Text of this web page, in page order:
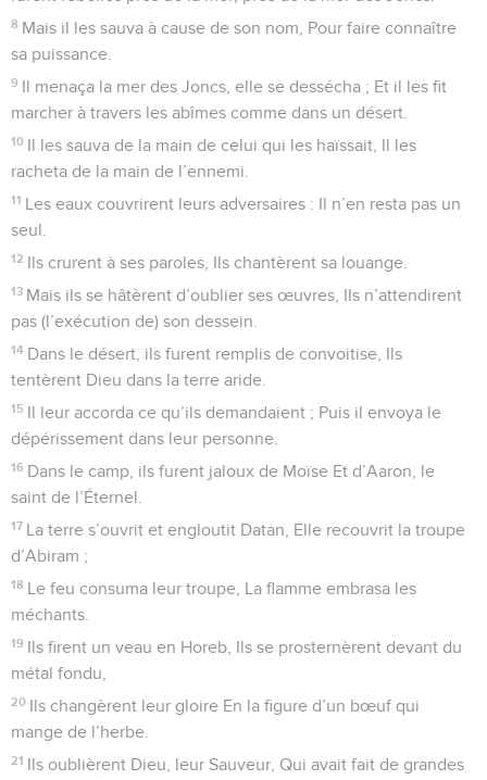
8 Mais il les sauva à cause de son nom, Pour faire connaître
sa puissance.
9 Il menaça la mer des Joncs, elle se dessécha ; Et il les fit
marcher à travers les abîmes comme dans un désert.
10 Il les sauva de la main de celui qui les haïssait, Il les
racheta de la main de l’ennemi.
11 Les eaux couvrirent leurs adversaires : Il n’en resta pas un
seul.
12 Ils crurent à ses paroles, Ils chantèrent sa louange.
13 Mais ils se hâtèrent d’oublier ses œuvres, Ils n’attendirent
pas (l’exécution de) son dessein.
14 Dans le désert, ils furent remplis de convoitise, Ils
tentèrent Dieu dans la terre aride.
15 Il leur accorda ce qu’ils demandaient ; Puis il envoya le
dépérissement dans leur personne.
16 Dans le camp, ils furent jaloux de Moïse Et d’Aaron, le
saint de l’Éternel.
17 La terre s’ouvrit et engloutit Datan, Elle recouvrit la troupe
d’Abiram ;
18 Le feu consuma leur troupe, La flamme embrasa les
méchants.
19 Ils firent un veau en Horeb, Ils se prosternèrent devant du
métal fondu,
20 Ils changèrent leur gloire En la figure d’un bœuf qui
mange de l’herbe.
21 Ils oublièrent Dieu, leur Sauveur, Qui avait fait de grandes